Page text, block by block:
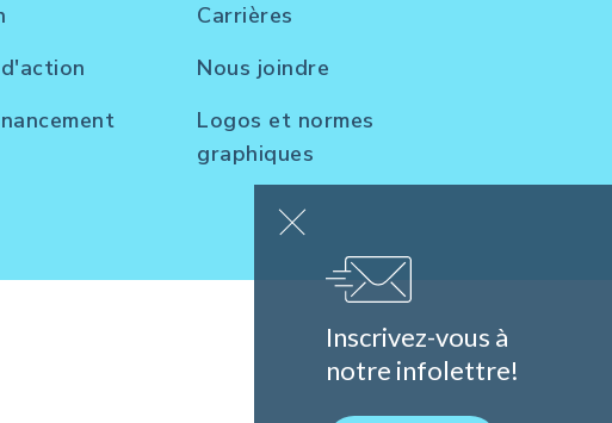
Carrières
Nous joindre
Logos et normes
graphiques
Inscrivez-vous à
notre infolettre!